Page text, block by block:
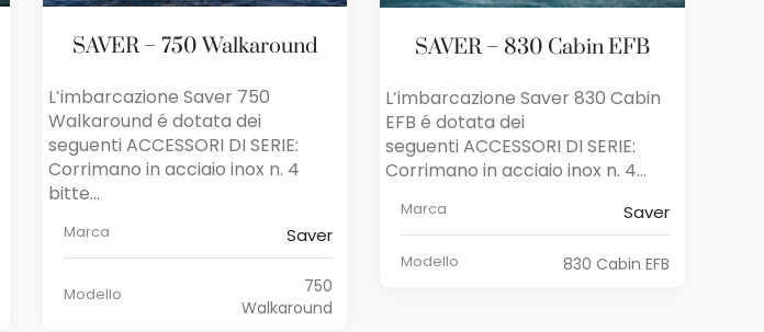
SAVER – 750 Walkaround
L’imbarcazione Saver 750
Walkaround é dotata dei
seguenti ACCESSORI DI SERIE:
Corrimano in acciaio inox n. 4
bitte...
Marca Saver
Modello
750
Walkaround
SAVER – 830 Cabin EFB
L’imbarcazione Saver 830 Cabin
EFB é dotata dei
seguenti ACCESSORI DI SERIE:
Corrimano in acciaio inox n. 4...
Marca Saver
Modello 830 Cabin EFB